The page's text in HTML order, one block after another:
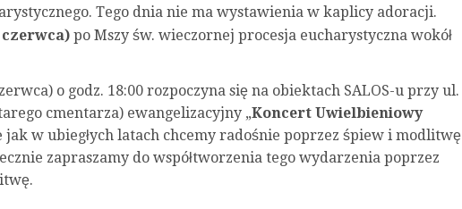
Tego dnia nie ma wystawienia w kaplicy adoracji.
czerwca) po Mszy św. wieczornej procesja eucharystyczna wokół
o godz. 18:00 rozpoczyna się na obiektach SALOS-u przy ul.
cmentarza) ewangelizacyjny „Koncert Uwielbieniowy
jak w ubiegłych latach chcemy radośnie poprzez śpiew i modlitwę
zapraszamy do współtworzenia tego wydarzenia poprzez